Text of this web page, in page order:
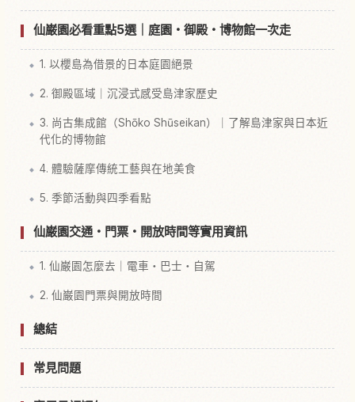
仙巌園必看重點5選｜庭園・御殿・博物館一次走
1. 以櫻島為借景的日本庭園絕景
2. 御殿區域｜沉浸式感受島津家歷史
3. 尚古集成館（Shōko Shūseikan）｜了解島津家與日本近
代化的博物館
4. 體驗薩摩傳統工藝與在地美食
5. 季節活動與四季看點
仙巌園交通・門票・開放時間等實用資訊
1. 仙巌園怎麼去｜電車・巴士・自駕
2. 仙巌園門票與開放時間
總結
常見問題